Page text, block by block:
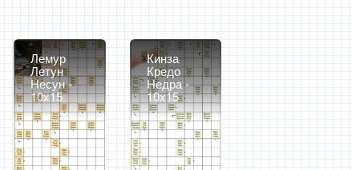
Лемур
Летун
Несун -
10x15
Кинза
Кредо
Недра -
10x15